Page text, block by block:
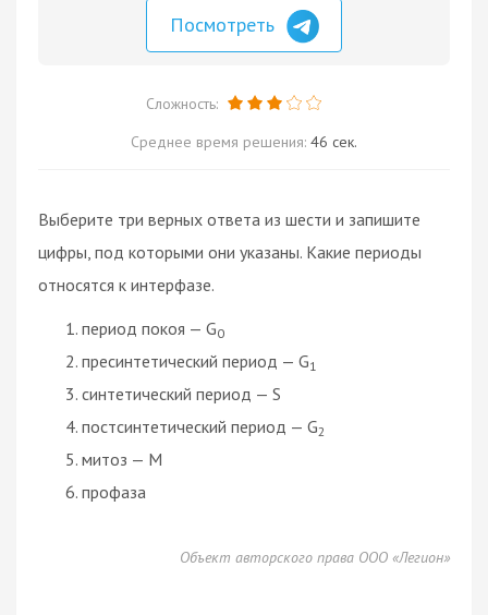
Посмотреть
Сложность:
Среднее время решения: 46 сек.
Выберите три верных ответа из шести и запишите
цифры, под которыми они указаны. Какие периоды
относятся к интерфазе.
период покоя — G0
пресинтетический период — G1
синтетический период — S
постсинтетический период — G2
митоз — М
профаза
Объект авторского права ООО «Легион»